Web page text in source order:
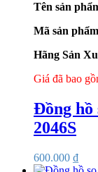
Tên sản
Mã sản phẩm
Hãng Sản
Giá đã bao
Đồng hồ
2046S
600.000 ₫